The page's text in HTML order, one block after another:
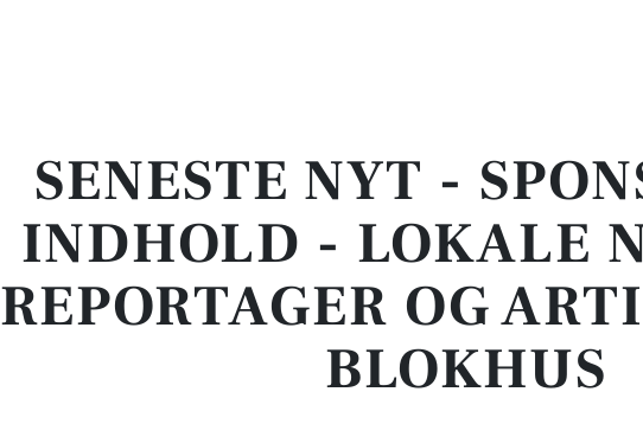
SENESTE NYT -
INDHOLD - LOKALE
REPORTAGER OG
BLOKHUS